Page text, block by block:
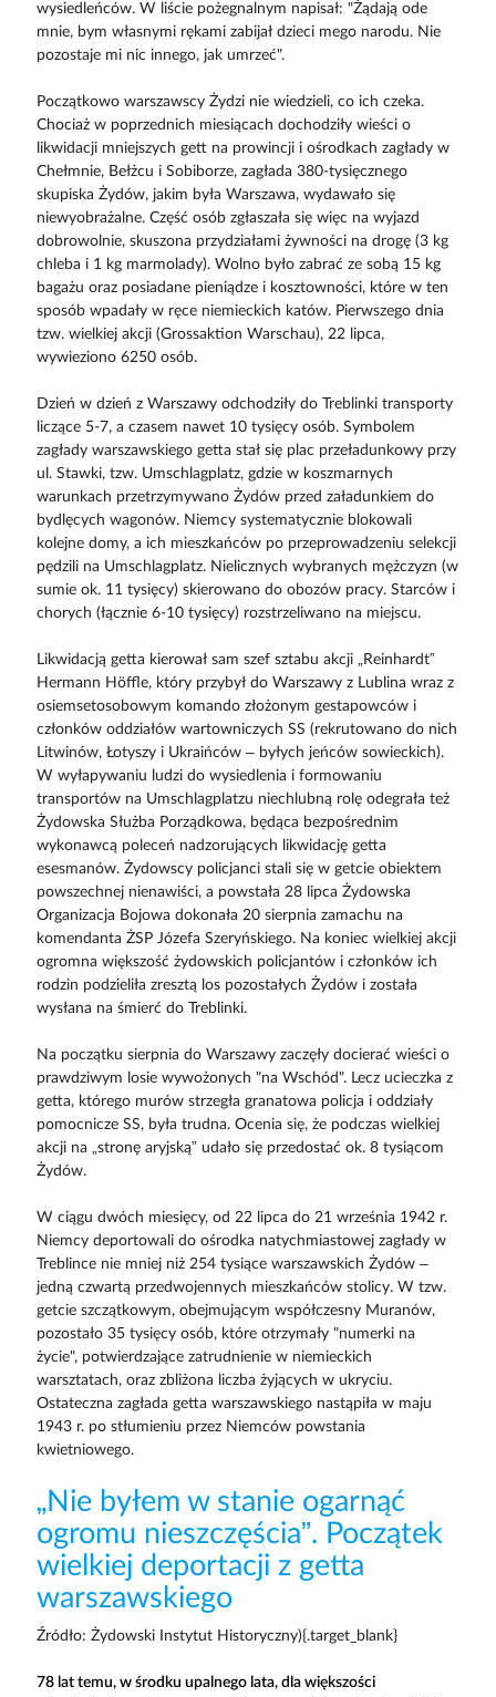
wysiedleńców. W liście pożegnalnym napisał: "Żądają ode
mnie, bym własnymi rękami zabijał dzieci mego narodu. Nie
pozostaje mi nic innego, jak umrzeć".
Początkowo warszawscy Żydzi nie wiedzieli, co ich czeka.
Chociaż w poprzednich miesiącach dochodziły wieści o
likwidacji mniejszych gett na prowincji i ośrodkach zagłady w
Chełmnie, Bełżcu i Sobiborze, zagłada 380-tysięcznego
skupiska Żydów, jakim była Warszawa, wydawało się
niewyobrażalne. Część osób zgłaszała się więc na wyjazd
dobrowolnie, skuszona przydziałami żywności na drogę (3 kg
chleba i 1 kg marmolady). Wolno było zabrać ze sobą 15 kg
bagażu oraz posiadane pieniądze i kosztowności, które w ten
sposób wpadały w ręce niemieckich katów. Pierwszego dnia
tzw. wielkiej akcji (Grossaktion Warschau), 22 lipca,
wywieziono 6250 osób.
Dzień w dzień z Warszawy odchodziły do Treblinki transporty
liczące 5-7, a czasem nawet 10 tysięcy osób. Symbolem
zagłady warszawskiego getta stał się plac przeładunkowy przy
ul. Stawki, tzw. Umschlagplatz, gdzie w koszmarnych
warunkach przetrzymywano Żydów przed załadunkiem do
bydlęcych wagonów. Niemcy systematycznie blokowali
kolejne domy, a ich mieszkańców po przeprowadzeniu selekcji
pędzili na Umschlagplatz. Nielicznych wybranych mężczyzn (w
sumie ok. 11 tysięcy) skierowano do obozów pracy. Starców i
chorych (łącznie 6-10 tysięcy) rozstrzeliwano na miejscu.
Likwidacją getta kierował sam szef sztabu akcji „Reinhardt”
Hermann Höffle, który przybył do Warszawy z Lublina wraz z
osiemsetosobowym komando złożonym gestapowców i
członków oddziałów wartowniczych SS (rekrutowano do nich
Litwinów, Łotyszy i Ukraińców – byłych jeńców sowieckich).
W wyłapywaniu ludzi do wysiedlenia i formowaniu
transportów na Umschlagplatzu niechlubną rolę odegrała też
Żydowska Służba Porządkowa, będąca bezpośrednim
wykonawcą poleceń nadzorujących likwidację getta
esesmanów. Żydowscy policjanci stali się w getcie obiektem
powszechnej nienawiści, a powstała 28 lipca Żydowska
Organizacja Bojowa dokonała 20 sierpnia zamachu na
komendanta ŻSP Józefa Szeryńskiego. Na koniec wielkiej akcji
ogromna większość żydowskich policjantów i członków ich
rodzin podzieliła zresztą los pozostałych Żydów i została
wysłana na śmierć do Treblinki.
Na początku sierpnia do Warszawy zaczęły docierać wieści o
prawdziwym losie wywożonych "na Wschód". Lecz ucieczka z
getta, którego murów strzegła granatowa policja i oddziały
pomocnicze SS, była trudna. Ocenia się, że podczas wielkiej
akcji na „stronę aryjską” udało się przedostać ok. 8 tysiącom
Żydów.
W ciągu dwóch miesięcy, od 22 lipca do 21 września 1942 r.
Niemcy deportowali do ośrodka natychmiastowej zagłady w
Treblince nie mniej niż 254 tysiące warszawskich Żydów –
jedną czwartą przedwojennych mieszkańców stolicy. W tzw.
getcie szczątkowym, obejmującym współczesny Muranów,
pozostało 35 tysięcy osób, które otrzymały "numerki na
życie", potwierdzające zatrudnienie w niemieckich
warsztatach, oraz zbliżona liczba żyjących w ukryciu.
Ostateczna zagłada getta warszawskiego nastąpiła w maju
1943 r. po stłumieniu przez Niemców powstania
kwietniowego.
„Nie byłem w stanie ogarnąć
ogromu nieszczęścia”. Początek
wielkiej deportacji z getta
warszawskiego
Źródło: Żydowski Instytut Historyczny){.target_blank}
78 lat temu, w środku upalnego lata, dla większości